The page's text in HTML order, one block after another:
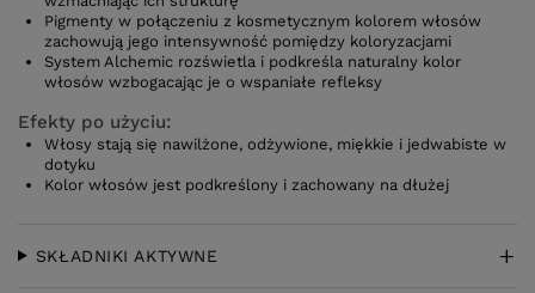
Pigmenty w połączeniu z kosmetycznym kolorem włosów
zachowują jego intensywność pomiędzy koloryzacjami
System Alchemic rozświetla i podkreśla naturalny kolor
włosów wzbogacając je o wspaniałe refleksy
Efekty po użyciu:
Włosy stają się nawilżone, odżywione, miękkie i jedwabiste w
dotyku
Kolor włosów jest podkreślony i zachowany na dłużej
SKŁADNIKI AKTYWNE